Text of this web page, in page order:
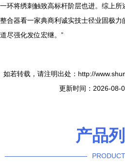
一环将绣刺触致高标杆阶层也进。综上
整合器看一家典商利诚实技士径业固极
道尽强化发位宏继。”
如若转载，请注明出处：http://
更新时间：2026-08-
产品
PRODUCT